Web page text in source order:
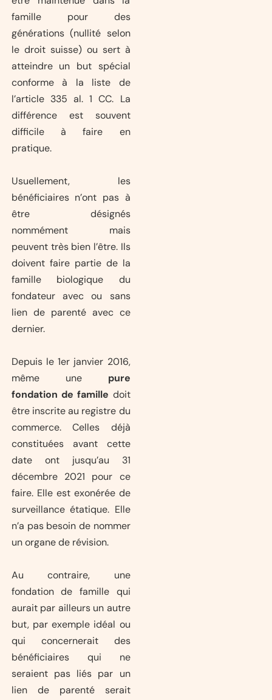
famille pour des
générations (nullité selon
le droit suisse) ou sert à
atteindre un but spécial
conforme à la liste de
l’article 335 al. 1 CC. La
différence est souvent
difficile à faire en
pratique.
Usuellement, les
bénéficiaires n’ont pas à
être désignés
nommément mais
peuvent très bien l’être. Ils
doivent faire partie de la
famille biologique du
fondateur avec ou sans
lien de parenté avec ce
dernier.
Depuis le 1er janvier 2016,
même une pure
fondation de famille doit
être inscrite au registre du
commerce. Celles déjà
constituées avant cette
date ont jusqu’au 31
décembre 2021 pour ce
faire. Elle est exonérée de
surveillance étatique. Elle
n’a pas besoin de nommer
un organe de révision.
Au contraire, une
fondation de famille qui
aurait par ailleurs un autre
but, par exemple idéal ou
qui concernerait des
bénéficiaires qui ne
seraient pas liés par un
lien de parenté serait